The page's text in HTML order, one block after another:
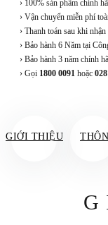
› 100% sản phẩm chính
› Vận chuyển miễn phí
› Thanh toán sau khi nhận
› Bảo hành 6 Năm tại
› Bảo hành 3 năm chính
› Gọi 1800 0091 hoặc
GIỚI THIỆU